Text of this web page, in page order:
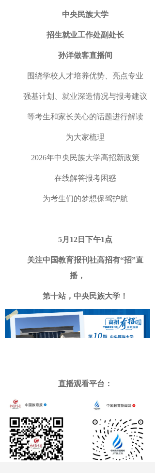
中央民族大学
招生就业工作处副处长
孙洋做客直播间
围绕学校 人才培养优势、亮点专业
强基计划、就业深造情况与报考建议
等考生和家长关心的话题进行解读
为大家梳理
2026年中央民族大学高招新政策
在线解答报考困惑
为考生们的梦想保驾护航
5月 12 日下午1 点
关注中国教育报刊社高招有“招”直
播，
第十站， 中央民族大学 ！
直播观看平台：